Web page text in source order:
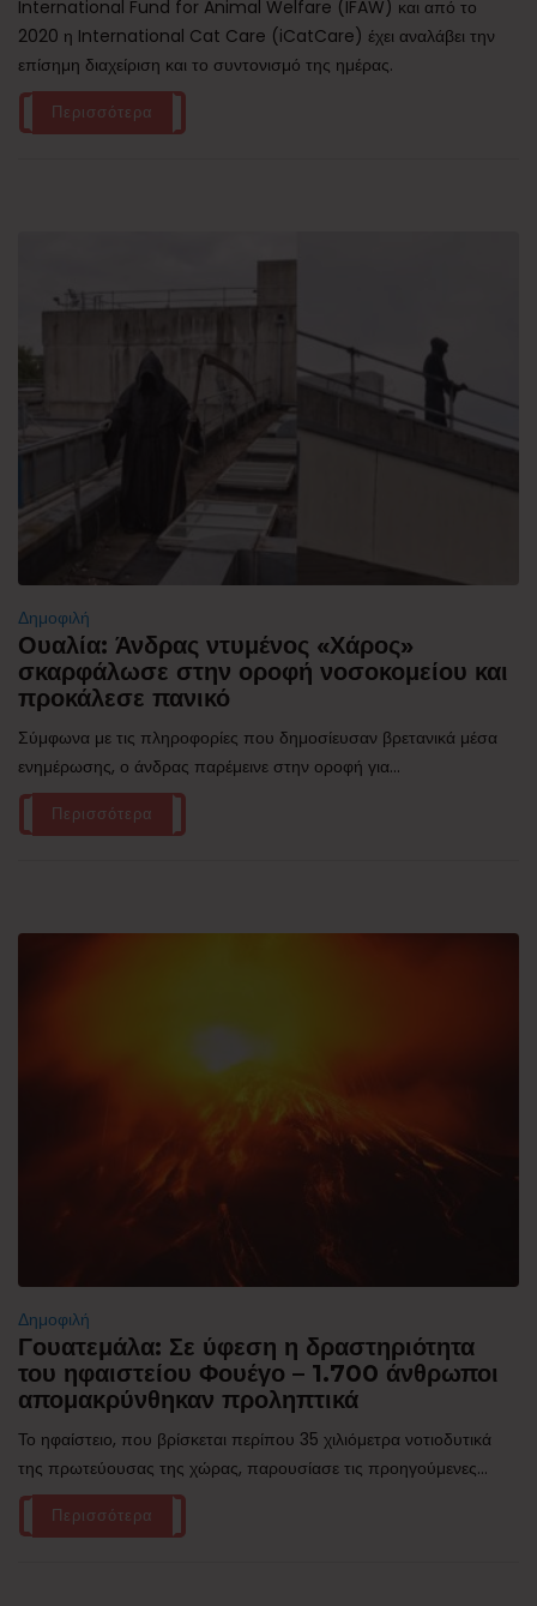
International Fund for Animal Welfare (IFAW) και από το
2020 η International Cat Care (iCatCare) έχει αναλάβει την
επίσημη διαχείριση και το συντονισμό της ημέρας.
Περισσότερα
Δημοφιλή
Ουαλία: Άνδρας ντυμένος «Χάρος»
σκαρφάλωσε στην οροφή νοσοκομείου και
προκάλεσε πανικό
Σύμφωνα με τις πληροφορίες που δημοσίευσαν βρετανικά μέσα
ενημέρωσης, ο άνδρας παρέμεινε στην οροφή για...
Περισσότερα
Δημοφιλή
Γουατεμάλα: Σε ύφεση η δραστηριότητα
του ηφαιστείου Φουέγο – 1.700 άνθρωποι
απομακρύνθηκαν προληπτικά
Το ηφαίστειο, που βρίσκεται περίπου 35 χιλιόμετρα νοτιοδυτικά
της πρωτεύουσας της χώρας, παρουσίασε τις προηγούμενες...
Περισσότερα